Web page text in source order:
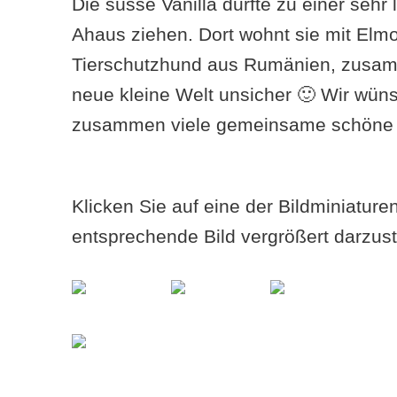
Ahaus ziehen. Dort wohnt sie mit
Tierschutzhund aus Rumänien,
neue kleine Welt unsicher 🙂 Wir
zusammen viele gemeinsame
Klicken Sie auf eine der
entsprechende Bild vergrößert